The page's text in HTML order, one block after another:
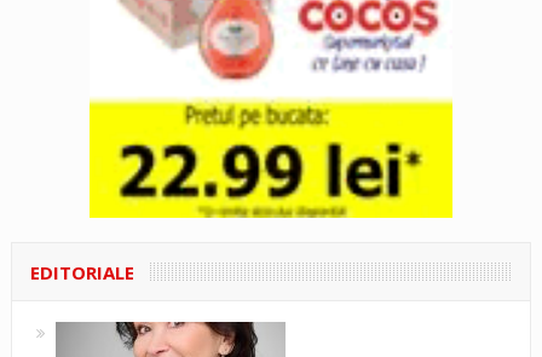
EDITORIALE